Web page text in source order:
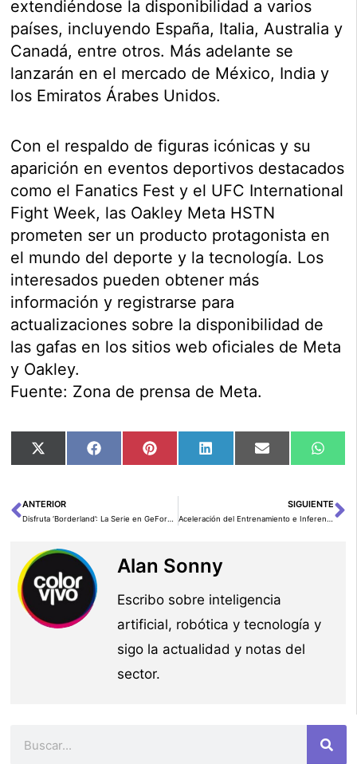
extendiéndose la disponibilidad a varios
países, incluyendo España, Italia, Australia y
Canadá, entre otros. Más adelante se
lanzarán en el mercado de México, India y
los Emiratos Árabes Unidos.
Con el respaldo de figuras icónicas y su
aparición en eventos deportivos destacados
como el Fanatics Fest y el UFC International
Fight Week, las Oakley Meta HSTN
prometen ser un producto protagonista en
el mundo del deporte y la tecnología. Los
interesados pueden obtener más
información y registrarse para
actualizaciones sobre la disponibilidad de
las gafas en los sitios web oficiales de Meta
y Oakley.
Fuente: Zona de prensa de Meta.
Compartir
en
X
Compartir
en
FacebookCompartir
en
PinterestCompartir
en
LinkedInCompartir
en
Email
en
Ant
ANTERIOR SIGUIENTE
Alan Sonny
Escribo sobre inteligencia
artificial, robótica y tecnología y
sigo la actualidad y notas del
sector.